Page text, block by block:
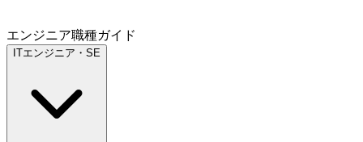
エンジニア職種ガイド
ITエンジニア・SE